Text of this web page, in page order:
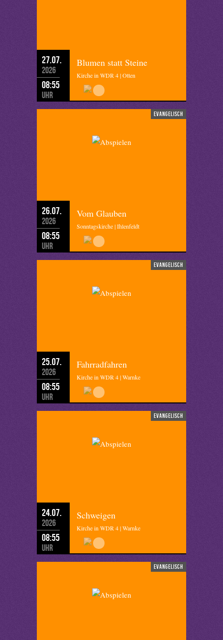
27.07.
2026
08:55
Uhr
Blumen statt Steine
Kirche in WDR 4 | Otten
evangelisch
26.07.
2026
08:55
Uhr
Vom Glauben
Sonntagskirche | Ihlenfeldt
evangelisch
25.07.
2026
08:55
Uhr
Fahrradfahren
Kirche in WDR 4 | Warnke
evangelisch
24.07.
2026
08:55
Uhr
Schweigen
Kirche in WDR 4 | Warnke
evangelisch